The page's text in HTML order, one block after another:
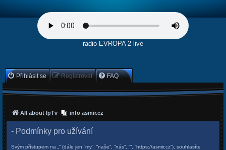
radio EVROPA 2 live
Přihlásit se Registrovat FAQ
All about IpTv info asmir.cz
- Podmínky pro užívání
Svým přístupem na „“ (dále jen “my”, “naše”, “nás”, “”, “https://asmir.cz”), souhlasíte